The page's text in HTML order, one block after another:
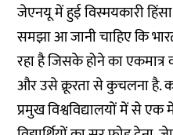
जेएनयू में हुई विस्मयकारी
समझा आ जानी चाहिए कि
रहा है जिसके होने का एकमात्र
और उसे क्रूरता से कुचलना है.
प्रमुख विश्वविद्यालयों में से